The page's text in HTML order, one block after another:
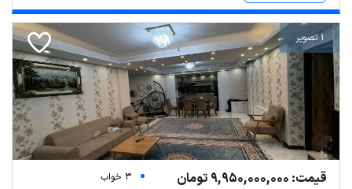
1 تصویر
قیمت: 9,950,000,000 تومان
3 خواب